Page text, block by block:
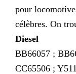
pour
célèbres. On
Diesel
BB66057 ;
CC65506 ;